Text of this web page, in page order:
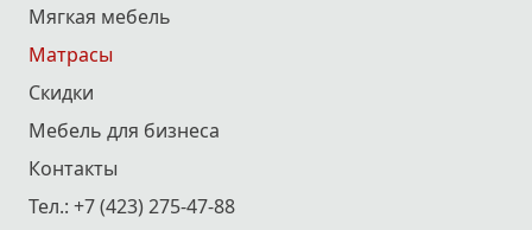
Мягкая мебель
Матрасы
Скидки
Мебель для бизнеса
Контакты
Тел.: +7 (423) 275-47-88